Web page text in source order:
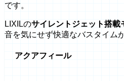
です。
LIXILのサイレントジェット搭載
音を気にせず快適なバスタイム
アクアフィール